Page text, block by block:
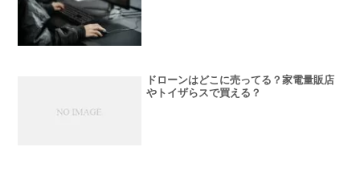
ドローンはどこに売ってる？家電量販店
やトイザらスで買える？